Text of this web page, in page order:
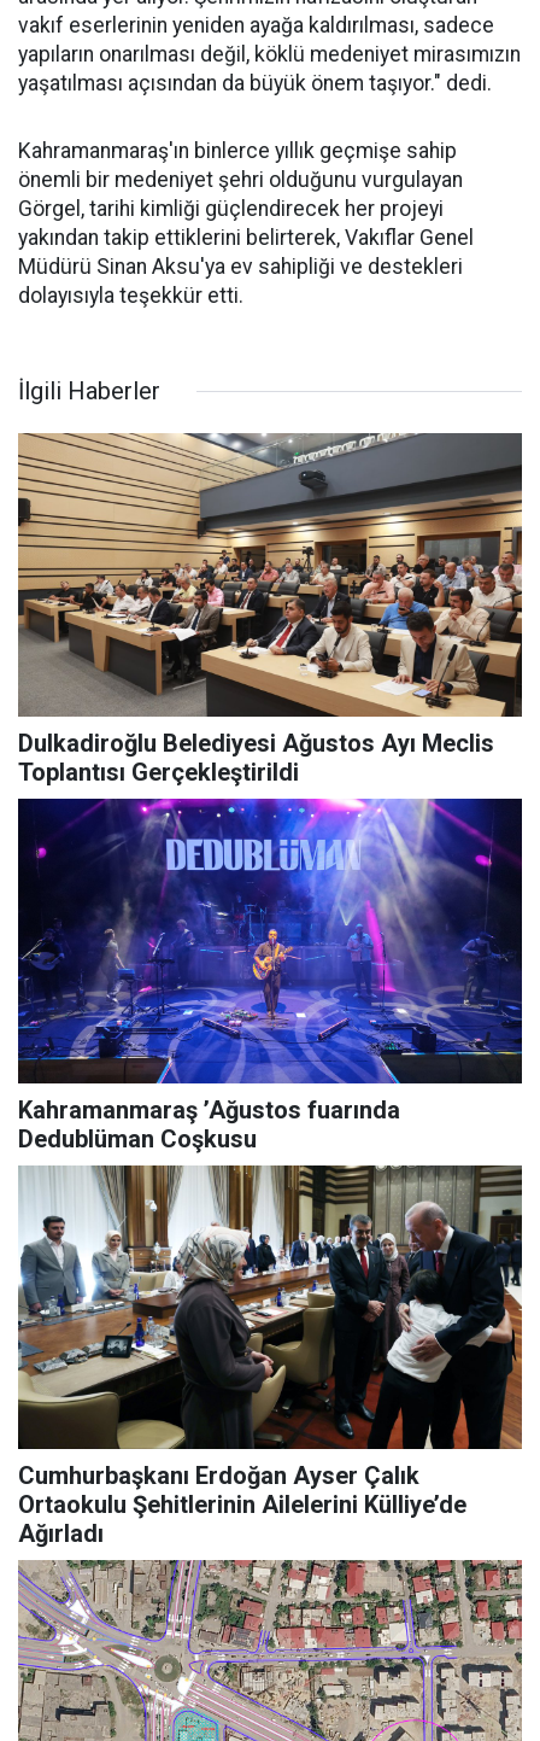
vakıf eserlerinin yeniden ayağa kaldırılması, sadece
yapıların onarılması değil, köklü medeniyet mirasımızın
yaşatılması açısından da büyük önem taşıyor." dedi.
Kahramanmaraş'ın binlerce yıllık geçmişe sahip
önemli bir medeniyet şehri olduğunu vurgulayan
Görgel, tarihi kimliği güçlendirecek her projeyi
yakından takip ettiklerini belirterek, Vakıflar Genel
Müdürü Sinan Aksu'ya ev sahipliği ve destekleri
dolayısıyla teşekkür etti.
İlgili Haberler
Dulkadiroğlu Belediyesi Ağustos Ayı Meclis
Toplantısı Gerçekleştirildi
Kahramanmaraş ’Ağustos fuarında
Dedublüman Coşkusu
Cumhurbaşkanı Erdoğan Ayser Çalık
Ortaokulu Şehitlerinin Ailelerini Külliye’de
Ağırladı